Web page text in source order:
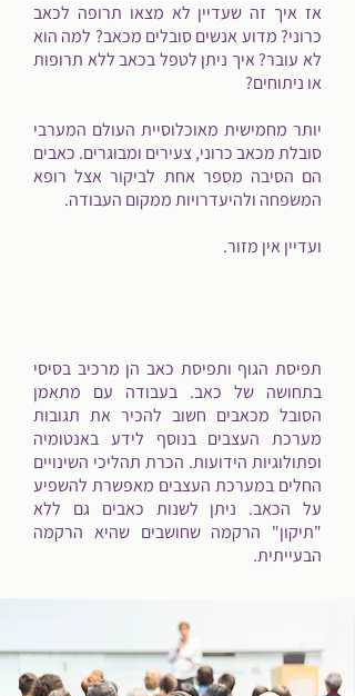
אז איך זה שעדיין לא מצאו תרופה לכאב
כרוני? מדוע אנשים סובלים מכאב? למה הוא
לא עובר? איך ניתן לטפל בכאב ללא תרופות
או ניתוחים?
יותר מחמישית מאוכלוסיית העולם המערבי
סובלת מכאב כרוני, צעירים ומבוגרים. כאבים
הם הסיבה מספר אחת לביקור אצל רופא
המשפחה ולהיעדרויות ממקום העבודה.​
ועדיין אין מזור.
תפיסת הגוף ותפיסת כאב הן מרכיב בסיסי
בתחושה של כאב. בעבודה עם מתאמן
הסובל מכאבים חשוב להכיר את תגובות
מערכת העצבים בנוסף לידע באנטומיה
ופתולוגיות הידועות. הכרת תהליכי השינויים
החלים במערכת העצבים מאפשרת להשפיע
על הכאב. ניתן לשנות כאבים גם ללא
"תיקון" הרקמה שחושבים שהיא הרקמה
הבעייתית.